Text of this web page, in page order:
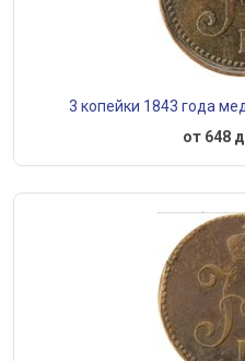
3 копейки 1843 года
от 648